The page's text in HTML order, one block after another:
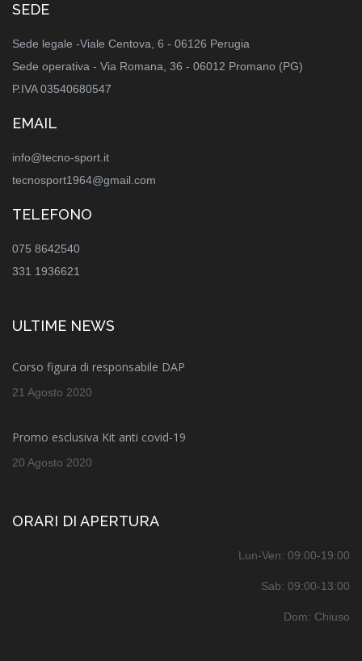
SEDE
Sede legale -Viale Centova, 6 - 06126 Perugia
Sede operativa - Via Romana, 36 - 06012 Promano (PG)
P.IVA 03540680547
EMAIL
info@tecno-sport.it
tecnosport1964@gmail.com
TELEFONO
075 8642540
331 1936621
ULTIME NEWS
Corso figura di responsabile DAP
21 Agosto 2020
Promo esclusiva Kit anti covid-19
20 Agosto 2020
ORARI DI APERTURA
Lun-Ven: 09:00-19:00
Sab: 09:00-13:00
Dom: Chiuso